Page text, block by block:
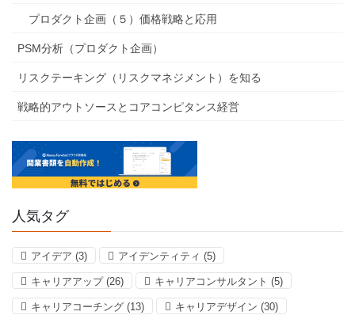
プロダクト企画（５）価格戦略と応用
PSM分析（プロダクト企画）
リスクテーキング（リスクマネジメント）を知る
戦略的アウトソースとコアコンピタンス経営
人気タグ
アイデア (3) アイデンティティ (5)
キャリアアップ(26) キャリアコンサルタント (5)
キャリアコーチング (13) キャリアデザイン (30)